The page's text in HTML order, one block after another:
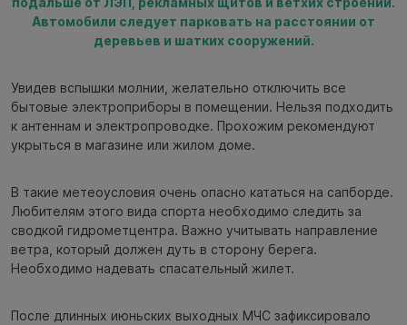
Автомобили следует парковать на расстоянии от
деревьев и шатких сооружений.
Увидев вспышки молнии, желательно отключить все
бытовые электроприборы в помещении. Нельзя подходить
к антеннам и электропроводке. Прохожим рекомендуют
укрыться в магазине или жилом доме.
В такие метеоусловия очень опасно кататься на сапборде.
Любителям этого вида спорта необходимо следить за
сводкой гидрометцентра. Важно учитывать направление
ветра, который должен дуть в сторону берега.
Необходимо надевать спасательный жилет.
После длинных июньских выходных МЧС зафиксировало